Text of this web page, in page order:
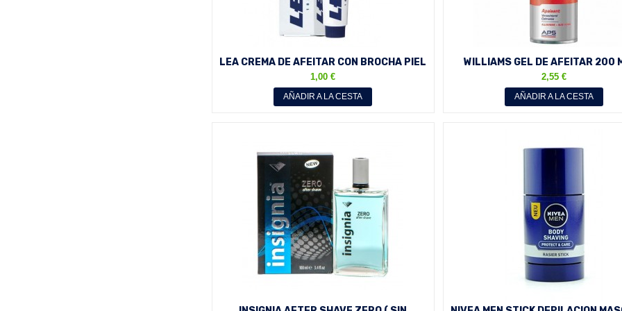
LEA CREMA DE AFEITAR CON BROCHA PIEL
SENSIBLE 40 G
1,00 €
AÑADIR A LA CESTA
WILLIAMS GEL DE AFEITAR 200
SENSIBLE
2,55 €
AÑADIR A LA CESTA